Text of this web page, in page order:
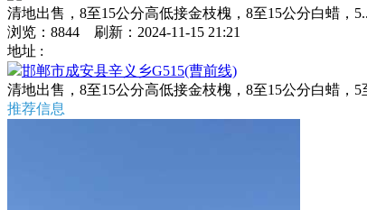
清地出售，8至15公分高低接金枝槐，8至15公分白蜡，
浏览：8844 刷新：2024-11-15 21:21
地址 :
邯郸市成安县辛义乡G515(曹前线)
清地出售，8至15公分高低接金枝槐，8至15公分白蜡，
推荐信息